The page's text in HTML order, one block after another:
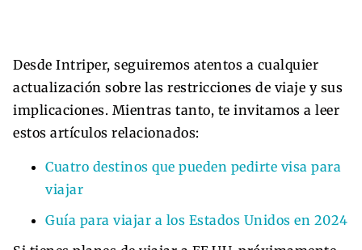
Desde Intriper, seguiremos atentos a cualquier
actualización sobre las restricciones de viaje y sus
implicaciones. Mientras tanto, te invitamos a leer
estos artículos relacionados:
Cuatro destinos que pueden pedirte visa para
viajar
Guía para viajar a los Estados Unidos en 2024